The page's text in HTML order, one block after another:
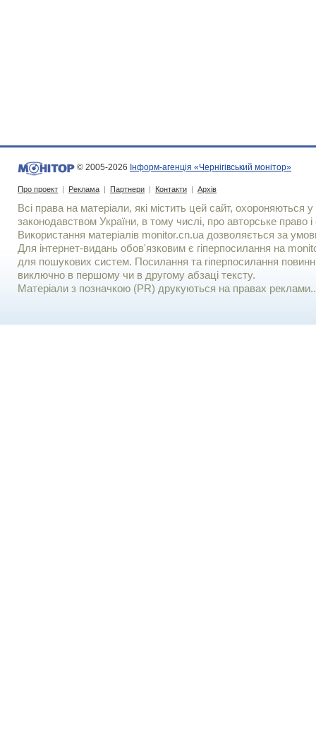
© 2005-2026 Інформ-агенція «Чернігівський монітор»
Про проект | Реклама | Партнери | Контакти | Архів
Всі права на матеріали, які містить цей сайт, охороняються у
законодавством України, в тому числі, про авторське право і
Використання матерiалiв monitor.cn.ua дозволяється за
Для iнтернет-видань обов'язковим є гiперпосилання на
для пошукових систем. Посилання та гіперпосилання
виключно в першому чи в другому абзаці тексту.
Матеріали з позначкою (PR) друкуються на правах реклами..